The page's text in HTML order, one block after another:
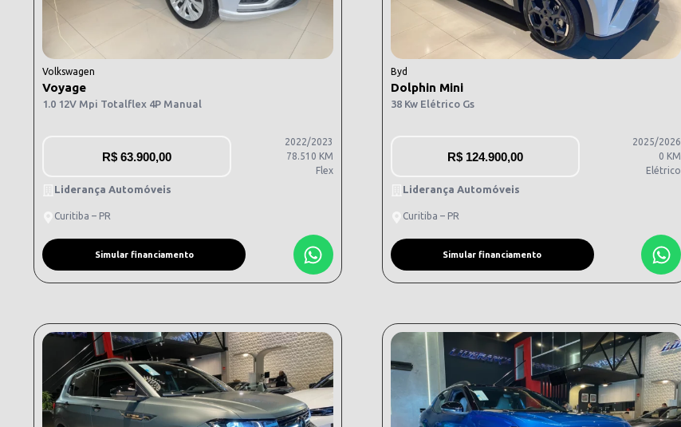
Volkswagen
Voyage
1.0 12V Mpi Totalflex 4P Manual
R$ 63.900,00
2022/2023
78.510 KM
Flex
Liderança Automóveis
Curitiba – PR
Simular financiamento
Byd
Dolphin Mini
38 Kw Elétrico Gs
R$124.900,00
2025/2026
0 KM
Elétrico
Liderança Automóveis
Curitiba – PR
Simular financiamento